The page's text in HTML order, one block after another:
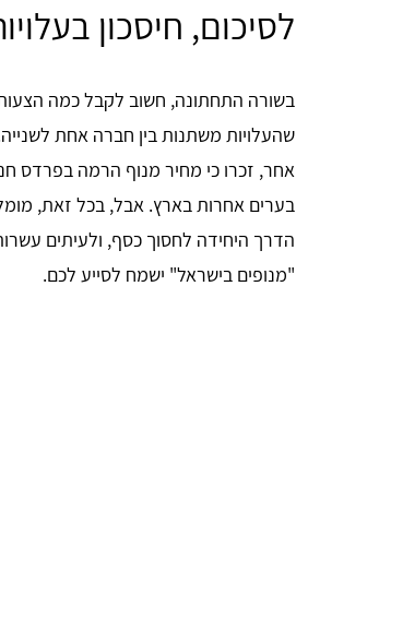
לסיכום, חיסכון
בשורה התחתונה, חשוב לקבל כמה
שהעלויות משתנות בין חברה אחת
אחר, זכרו כי מחיר מנוף הרמה בפרדס
בערים אחרות בארץ. אבל, בכל זאת,
הדרך היחידה לחסוך כסף, ולעיתים
"מנופים בישראל" ישמח לסייע לכם.